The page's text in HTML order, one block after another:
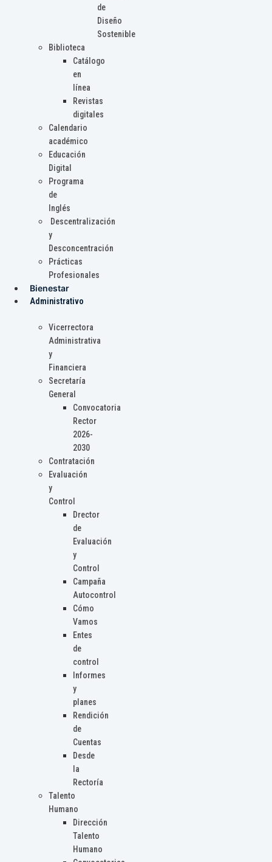
de
Diseño
Sostenible
Biblioteca
Catálogo
en
línea
Revistas
digitales
Calendario
académico
Educación
Digital
Programa
de
Inglés
Descentralización
y
Desconcentración
Prácticas
Profesionales
Bienestar
Administrativo
Vicerrectora
Administrativa
y
Financiera
Secretaría
General
Convocatoria
Rector
2026-
2030
Contratación
Evaluación
y
Control
Drector
de
Evaluación
y
Control
Campaña
Autocontrol
Cómo
Vamos
Entes
de
control
Informes
y
planes
Rendición
de
Cuentas
Desde
la
Rectoría
Talento
Humano
Dirección
Talento
Humano